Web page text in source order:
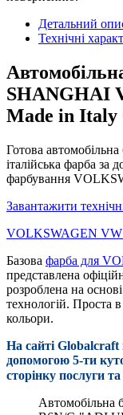
Детальний
Технічні
SHANGHAI
Made in Italy
Готова
італійська фарба за
фарбування
Завантажити
VOLKSWAGEN
Базова фарба для
представлена
розроблена на
технологій. Проста
кольори.
На сайті Globalcraft
допомогою 5-ти
сторінку послуги
Автомобільна